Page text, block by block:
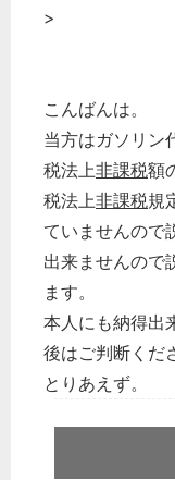
>
こんばんは。
当方はガソリン
税法上非課税額
税法上非課税規
ていませんので
出来ませんので
ます。
本人にも納得出
後はご判断くだ
とりあえず。